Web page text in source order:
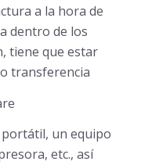
a la hora de
dentro de los
tiene que estar
transferencia
un equipo
etc., así